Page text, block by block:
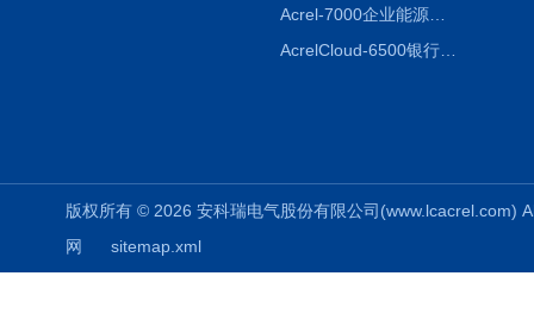
Acrel-7000企业能源管控平台
AcrelCloud-6500银行业安全用电能耗云平台
版权所有 © 2026 安科瑞电气股份有限公司
网
sitemap.xml